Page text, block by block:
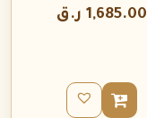
1,685.00 ر.ق